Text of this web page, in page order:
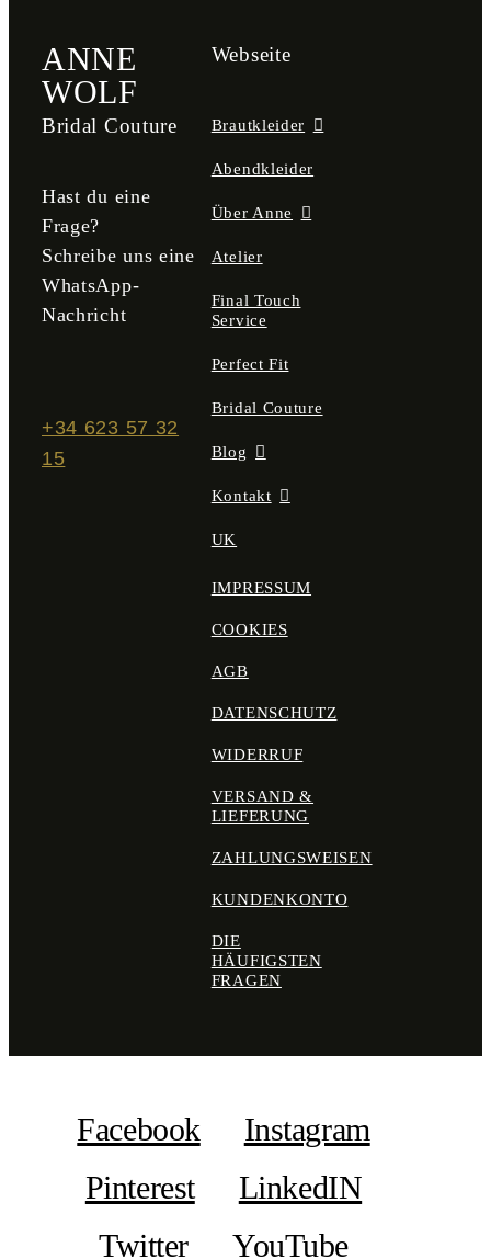
ANNE
WOLF
Bridal Couture
Hast du eine
Frage?
Schreibe uns eine
WhatsApp-
Nachricht
+34 623 57 32
15
Webseite
Brautkleider
Abendkleider
Über Anne
Atelier
Final Touch
Service
Perfect Fit
Bridal Couture
Blog
Kontakt
UK
IMPRESSUM
COOKIES
AGB
DATENSCHUTZ
WIDERRUF
VERSAND &
LIEFERUNG
ZAHLUNGSWEISEN
KUNDENKONTO
DIE
HÄUFIGSTEN
FRAGEN
Facebook
Instagram
Pinterest
LinkedIN
Twitter
YouTube